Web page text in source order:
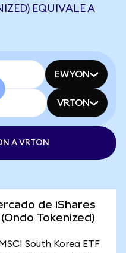
EQUIVALE A
EWYON
VRTON
A VRTON
de iShares
Tokenized)
South Korea ETF